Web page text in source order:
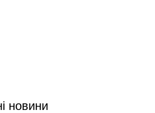
новини